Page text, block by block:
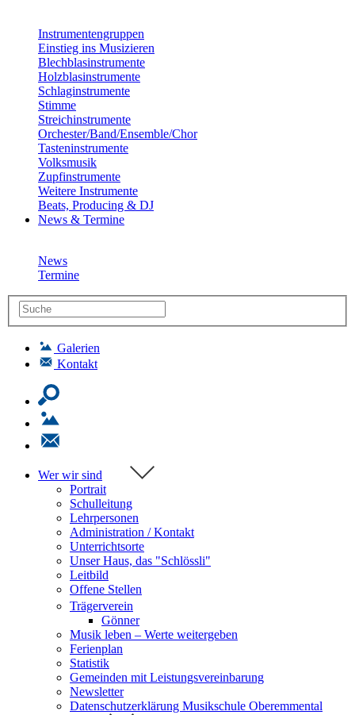
Instrumentengruppen
Einstieg ins Musizieren
Blechblasinstrumente
Holzblasinstrumente
Schlaginstrumente
Stimme
Streichinstrumente
Orchester/Band/Ensemble/Chor
Tasteninstrumente
Volksmusik
Zupfinstrumente
Weitere Instrumente
Beats, Producing & DJ
News & Termine
News
Termine
Galerien
Kontakt
Wer wir sind
Portrait
Schulleitung
Lehrpersonen
Administration / Kontakt
Unterrichtsorte
Unser Haus, das "Schlössli"
Leitbild
Offene Stellen
Trägerverein
Gönner
Musik leben – Werte weitergeben
Ferienplan
Statistik
Gemeinden mit Leistungsvereinbarung
Newsletter
Datenschutzerklärung Musikschule Oberemmental